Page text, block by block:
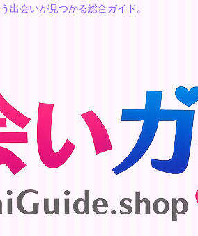
出会いが見つかる総合ガイド。